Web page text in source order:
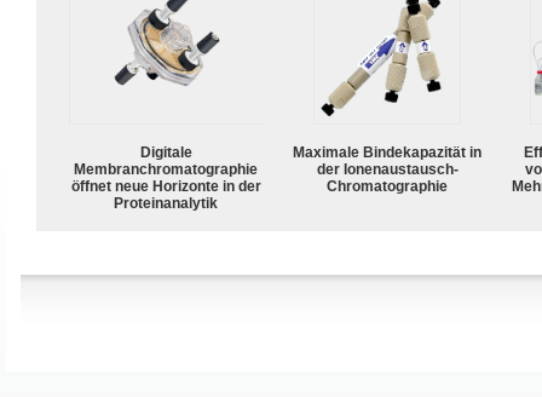
Digitale
Membranchromatographie
öffnet neue Horizonte in der
Proteinanalytik
Maximale Bindekapazität in
der Ionenaustausch-
Chromatographie